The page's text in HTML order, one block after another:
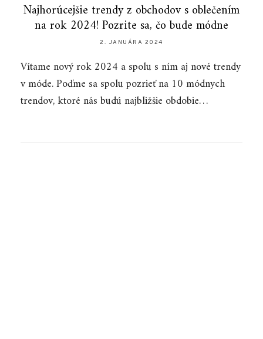
Najhorúcejšie trendy z obchodov s oblečením
na rok 2024! Pozrite sa, čo bude módne
2. JANUÁRA 2024
Vítame nový rok 2024 a spolu s ním aj nové trendy
v móde. Poďme sa spolu pozrieť na 10 módnych
trendov, ktoré nás budú najbližšie obdobie…